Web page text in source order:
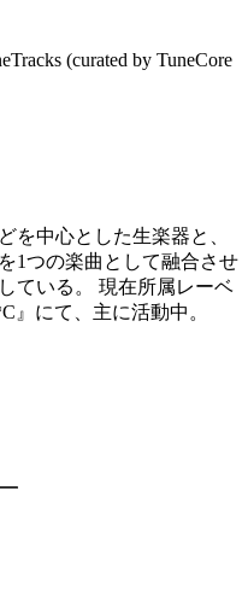
(curated by TuneCore
を中心とした生楽器と、
1つの楽曲として融合させ
ている。 現在所属レーベ
』にて、主に活動中。